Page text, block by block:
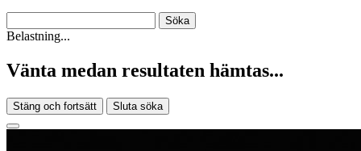
Belastning...
Vänta medan resultaten hämtas...
Stäng och fortsätt Sluta söka